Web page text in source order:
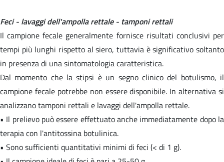
Feci - lavaggi dell'ampolla rettale - tamponi rettali
Il campione fecale generalmente fornisce risultati conclusivi per
tempi più lunghi rispetto al siero, tuttavia è significativo soltanto
in presenza di una sintomatologia caratteristica.
Dal momento che la stipsi è un segno clinico del botulismo, il
campione fecale potrebbe non essere disponibile. In alternativa si
analizzano tamponi rettali e lavaggi dell'ampolla rettale.
• Il prelievo può essere effettuato anche immediatamente dopo la
terapia con l'antitossina botulinica.
• Sono sufficienti quantitativi minimi di feci (< di 1 g).